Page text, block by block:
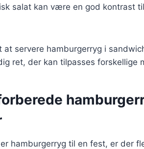
salat kan være en god kontrast
at servere hamburgerryg i
ret, der kan tilpasses forskellige
hamburgerryg til en fest, er der